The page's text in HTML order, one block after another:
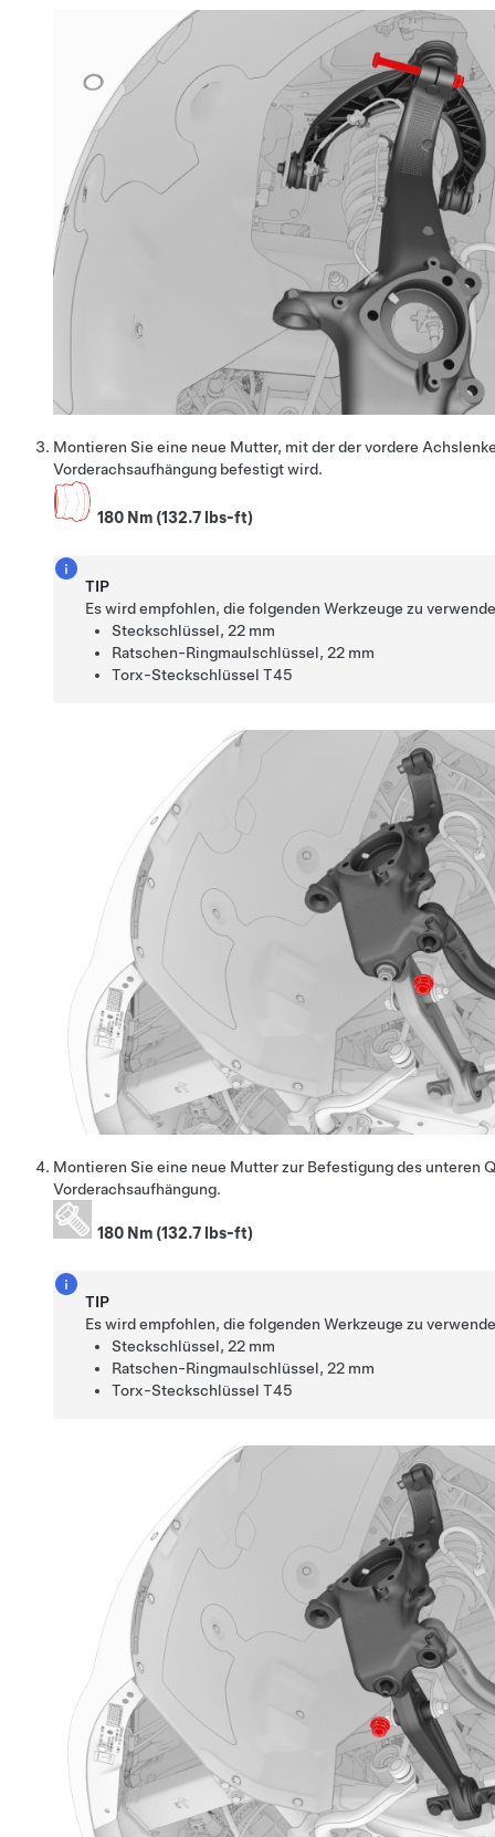
Montieren Sie eine neue Mutter, mit der der vordere
Vorderachsaufhängung befestigt wird.
180 Nm (132.7 lbs-ft)
TIP
Es wird empfohlen, die folgenden Werkzeuge zu
Steckschlüssel, 22 mm
Ratschen-Ringmaulschlüssel, 22 mm
Torx-Steckschlüssel T45
Montieren Sie eine neue Mutter zur Befestigung des unteren
Vorderachsaufhängung.
180 Nm (132.7 lbs-ft)
TIP
Es wird empfohlen, die folgenden Werkzeuge zu
Steckschlüssel, 22 mm
Ratschen-Ringmaulschlüssel, 22 mm
Torx-Steckschlüssel T45